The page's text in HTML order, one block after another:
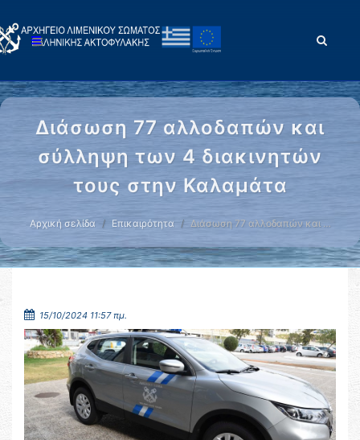
Διάσωση 77 αλλοδαπών και
σύλληψη των 4 διακινητών
τους στην Καλαμάτα
Αρχική σελίδα Επικαιρότητα Διάσωση 77 αλλοδαπών και …
15/10/2024 11:57 πμ.